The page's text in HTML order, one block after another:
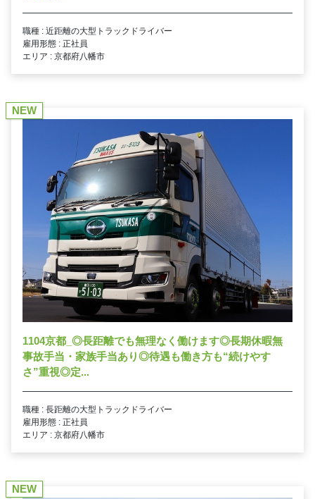
職種 : 近距離の大型トラックドライバー
雇用形態 : 正社員
エリア : 京都府八幡市
NEW
1104京都_◎長距離でも無理なく働けます◎長期休暇無
事故手当・家族手当あり◎待遇も働き方も“続けやす
さ”重視◎定...
職種 : 長距離の大型トラックドライバー
雇用形態 : 正社員
エリア : 京都府八幡市
NEW